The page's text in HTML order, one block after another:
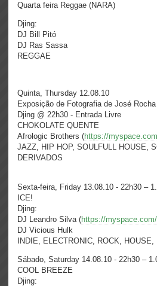
Quarta feira Reggae (NARA)
Djing:
DJ Bill Pitó
DJ Ras Sassa
REGGAE
Quinta, Thursday 12.08.10
Exposição de Fotografia de José
Djing @ 22h30 - Entrada Livre
CHOKOLATE QUENTE
Afrologic Brothers (https://
JAZZ, HIP HOP, SOULFULL HOUSE,
DERIVADOS
Sexta-feira, Friday 13.08.10 - 22h30 –
ICE!
Djing:
DJ Leandro Silva (https://
DJ Vicious Hulk
INDIE, ELECTRONIC, ROCK,
Sábado, Saturday 14.08.10 - 22h30 –
COOL BREEZE
Djing: